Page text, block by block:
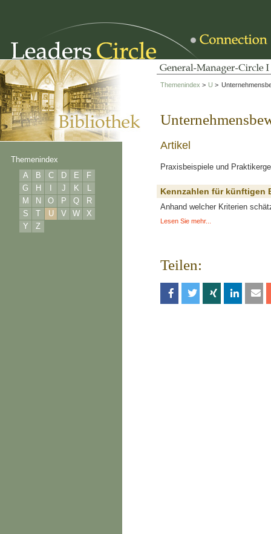
Themenindex
A
B C D E
F
G
H I J K
L
M
N O P Q
R
S
T U V W
X
Y
Z
Themenindex > U >
Artikel
Praxisbeispiele und
Kennzahlen für künftigen
Anhand welcher Kriterien
Lesen Sie mehr...
Teilen: